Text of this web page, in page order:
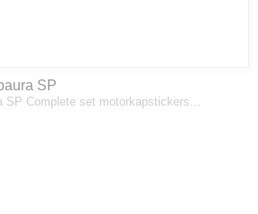
SP
SP Complete set motorkapstickers…